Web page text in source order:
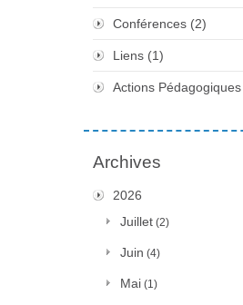
Conférences (2)
Liens (1)
Actions Pédagogiques
Archives
2026
Juillet (2)
Juin (4)
Mai (1)